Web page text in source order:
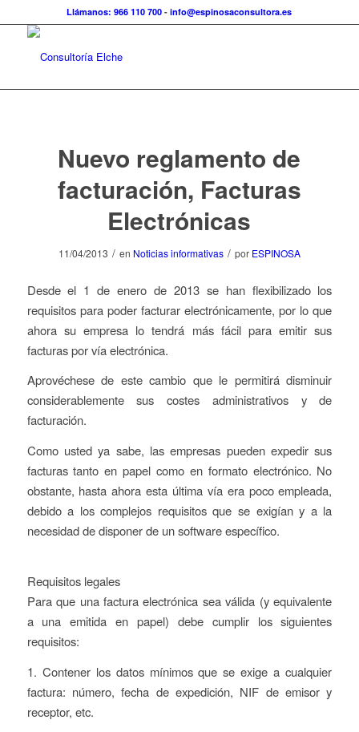
Llámanos: 966 110 700 -info@espinosaconsultora.es
Nuevo reglamento de
facturación, Facturas
Electrónicas
11/04/2013 / en Noticias informativas / por ESPINOSA
Desde el 1 de enero de 2013 se han flexibilizado los
requisitos para poder facturar electrónicamente, por lo que
ahora su empresa lo tendrá más fácil para emitir sus
facturas por vía electrónica.
Aprovéchese de este cambio que le permitirá disminuir
considerablemente sus costes administrativos y de
facturación.
Como usted ya sabe, las empresas pueden expedir sus
facturas tanto en papel como en formato electrónico. No
obstante, hasta ahora esta última vía era poco empleada,
debido a los complejos requisitos que se exigían y a la
necesidad de disponer de un software específico.
Requisitos legales
Para que una factura electrónica sea válida (y equivalente
a una emitida en papel) debe cumplir los siguientes
requisitos:
1. Contener los datos mínimos que se exige a cualquier
factura: número, fecha de expedición, NIF de emisor y
receptor, etc.